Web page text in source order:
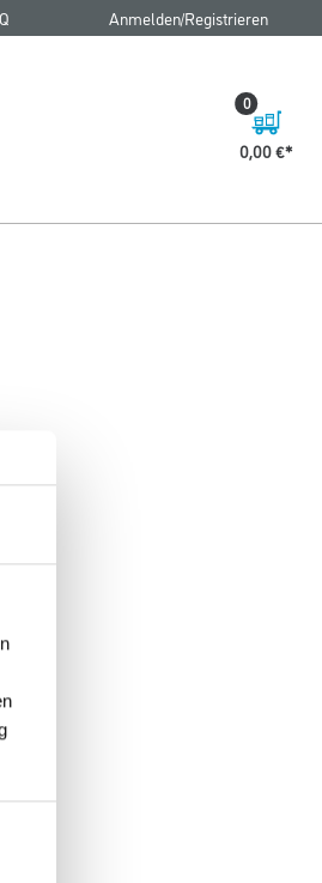
Anmelden/Registrieren
0,00 €
0